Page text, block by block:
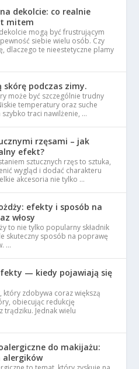
dekolcie: co realnie
mitem
mogą być frustrującym
siebie wielu osób. Czy
dlaczego te nieestetyczne plamy
skórę podczas zimy.
może być szczególnie trudny
temperatury oraz suche
traci nawilżenie, …
rzęsami – jak
efekt?
sztucznych rzęs to sztuka,
wygląd i dodać charakteru
akcesoria nie tylko …
efekty i sposób na
włosy
to nie tylko popularny składnik
skuteczny sposób na poprawę
…
— kiedy pojawiają się
który zdobywa coraz większą
obiecując redukcję
trądziku. Jednak wielu
do makijażu:
alergików